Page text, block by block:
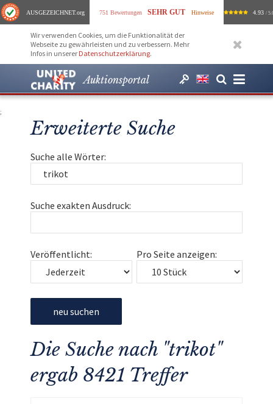
AUSGEZEICHNET.org 751 Bewertungen SEHR GUT Hinweise 4.93 /
Wir verwenden Cookies, um die Funktionalität der
Webseite zu gewährleisten und zu verbessern. Mehr
Infos in unserer Datenschutzerklärung.
Auktionsportal
;
Erweiterte Suche
Suche alle Wörter:
Suche exakten Ausdruck:
Veröffentlicht: Pro Seite anzeigen:
neu suchen
Die Suche nach "trikot"
ergab 8421 Treffer